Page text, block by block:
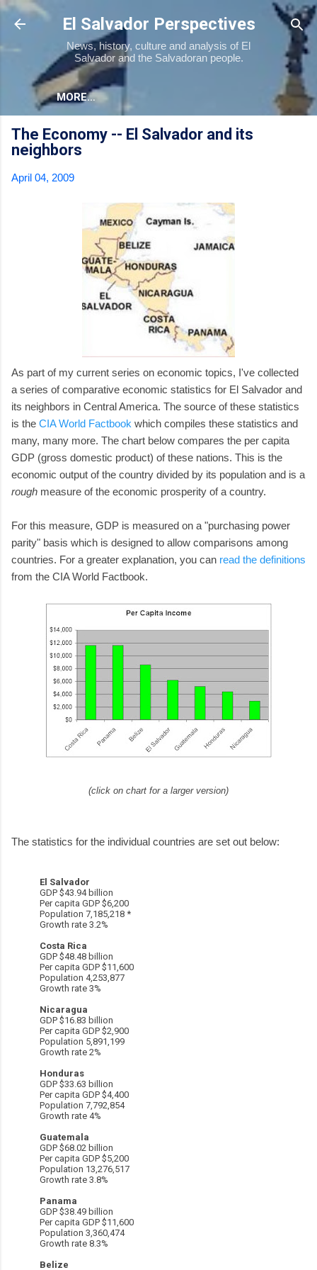
Skip to main content
El Salvador Perspectives
News, history, culture and analysis of El
Salvador and the Salvadoran people.
MORE…
The Economy -- El Salvador and its
neighbors
April 04, 2009
As part of my current series on economic topics, I've collected
a series of comparative economic statistics for El Salvador and
its neighbors in Central America. The source of these statistics
is the CIA World Factbook which compiles these statistics and
many, many more. The chart below compares the per capita
GDP (gross domestic product) of these nations. This is the
economic output of the country divided by its population and is a
rough measure of the economic prosperity of a country.
For this measure, GDP is measured on a "purchasing power
parity" basis which is designed to allow comparisons among
countries. For a greater explanation, you can read the definitions
from the CIA World Factbook.
(click on chart for a larger version)
The statistics for the individual countries are set out below:
El Salvador
GDP $43.94 billion
Per capita GDP $6,200
Population 7,185,218 *
Growth rate 3.2%
Costa Rica
GDP $48.48 billion
Per capita GDP $11,600
Population 4,253,877
Growth rate 3%
Nicaragua
GDP $16.83 billion
Per capita GDP $2,900
Population 5,891,199
Growth rate 2%
Honduras
GDP $33.63 billion
Per capita GDP $4,400
Population 7,792,854
Growth rate 4%
Guatemala
GDP $68.02 billion
Per capita GDP $5,200
Population 13,276,517
Growth rate 3.8%
Panama
GDP $38.49 billion
Per capita GDP $11,600
Population 3,360,474
Growth rate 8.3%
Belize